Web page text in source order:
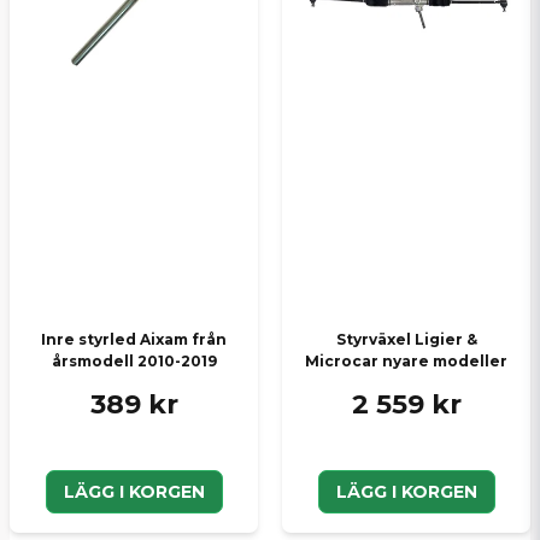
Inre styrled Aixam från
årsmodell 2010-2019
389 kr
LÄGG I KORGEN
Styrväxel Ligier &
Microcar nyare modeller
2 559 kr
LÄGG I KORGEN